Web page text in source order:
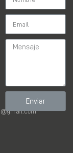
Enviar